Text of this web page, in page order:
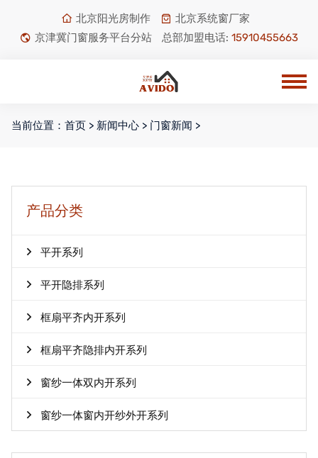
北京阳光房制作
北京系统窗厂家
京津冀门窗服务平台分站
总部加盟电话: 15910455663
当前位置： 首页 > 新闻中心 > 门窗新闻 >
产品分类
平开系列
平开隐排系列
框扇平齐内开系列
框扇平齐隐排内开系列
窗纱一体双内开系列
窗纱一体窗内开纱外开系列